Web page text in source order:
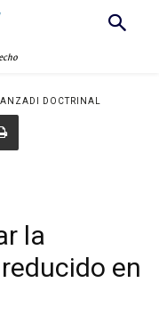
DOCTRINAL
la
en